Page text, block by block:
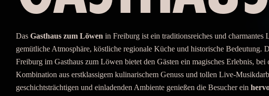
Das Gasthaus zum Löwen in Freiburg ist ein traditionsreiches und charmantes
gemütliche Atmosphäre, köstliche regionale Küche und historische Bedeutung.
Freiburg im Gasthaus zum Löwen bietet den Gästen ein magisches Erlebnis, bei
Kombination aus erstklassigem kulinarischem Genuss und tollen Live-
geschichtsträchtigen und einladenden Ambiente genießen die Besucher ein